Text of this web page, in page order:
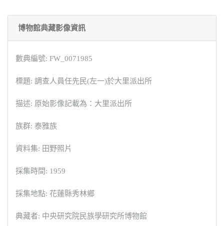
博物館典藏影像資訊
數典編號: FW_0071985
標題: 調查人員任先民(左一)於大里派出所
描述: 原始影像記載為：大里派出所
族群: 泰雅族
資料集: 田野照片
採集時間: 1959
採集地點: 花蓮縣秀林鄉
典藏者: 中央研究院民族學研究所博物館